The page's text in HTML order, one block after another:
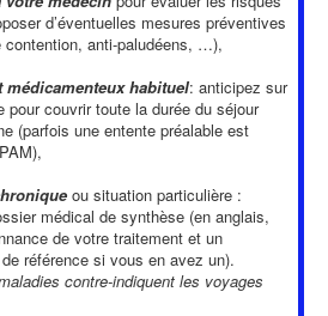
d’éventuelles mesures préventives
contention, anti-paludéens, …),
médicamenteux habituel: anticipez sur
pour couvrir toute la durée du séjour
(parfois une entente préalable est
ou situation particulière :
médical de synthèse (en anglais,
de votre traitement et un
référence si vous en avez un).
contre-indiquent les voyages